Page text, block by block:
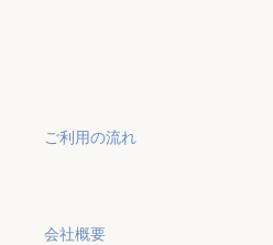
ご利用の流れ
会社概要